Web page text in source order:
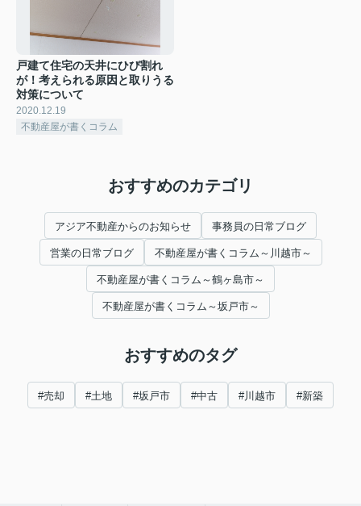
戸建て住宅の天井にひび割れ
が！考えられる原因と取りうる
対策について
2020.12.19
不動産屋が書くコラム
おすすめのカテゴリ
アジア不動産からのお知らせ 事務員の日常ブログ
営業の日常ブログ 不動産屋が書くコラム～川越市～
不動産屋が書くコラム～鶴ヶ島市～
不動産屋が書くコラム～坂戸市～
おすすめのタグ
#売却 #土地 #坂戸市 #中古 #川越市 #新築